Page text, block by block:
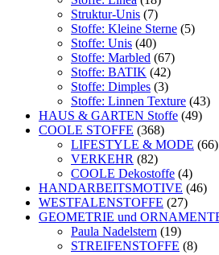
Struktur-Unis (7)
Stoffe: Kleine Sterne (5)
Stoffe: Unis (40)
Stoffe: Marbled (67)
Stoffe: BATIK (42)
Stoffe: Dimples (3)
Stoffe: Linnen Texture (43)
HAUS & GARTEN Stoffe (49)
COOLE STOFFE (368)
LIFESTYLE & MODE (66)
VERKEHR (82)
COOLE Dekostoffe (4)
HANDARBEITSMOTIVE (46)
WESTFALENSTOFFE (27)
GEOMETRIE und
Paula Nadelstern (19)
STREIFENSTOFFE (8)